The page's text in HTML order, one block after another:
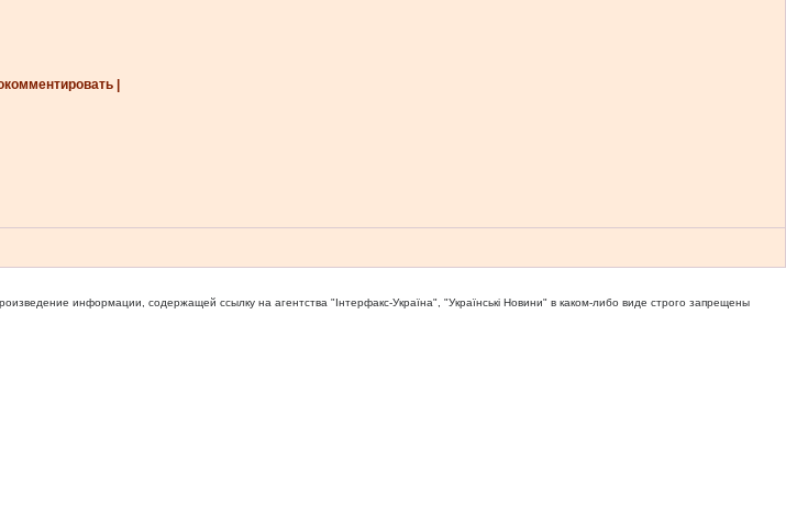
|
информации, содержащей ссылку на агентства "Iнтерфакс-Україна", "Українськi Новини" в каком-либо виде строго запрещены